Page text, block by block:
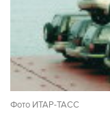
Фото ИТАР-ТАСС